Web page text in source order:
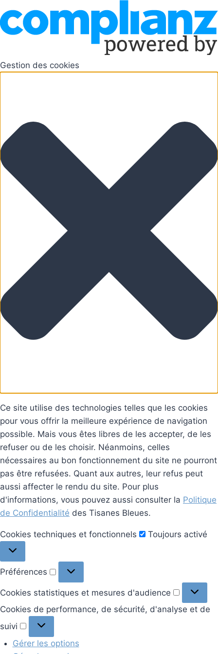
Gestion des cookies
Ce site utilise des technologies telles que les cookies
pour vous offrir la meilleure expérience de navigation
possible. Mais vous êtes libres de les accepter, de les
refuser ou de les choisir. Néanmoins, celles
nécessaires au bon fonctionnement du site ne pourront
pas être refusées. Quant aux autres, leur refus peut
aussi affecter le rendu du site. Pour plus
d'informations, vous pouvez aussi consulter la Politique
de Confidentialité des Tisanes Bleues.
Cookies techniques et fonctionnels
Cookies
Toujours activé
Préférences Préférences
Cookies statistiques et mesures d'audience
Cookies
et
Cookies de performance, de sécurité, d'analyse et de
suivi
Cookies
de
performance,
Gérer les options